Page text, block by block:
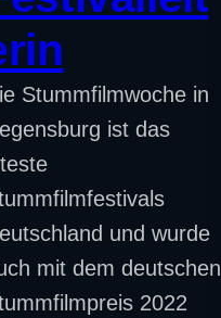
Stummfilmwoche in
ist das
und wurde
mit dem deutschen
2022